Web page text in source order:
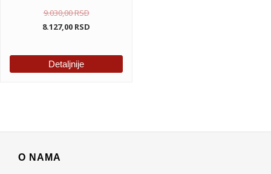
9.030,00RSD
8.127,00 RSD
Detaljnije
O NAMA